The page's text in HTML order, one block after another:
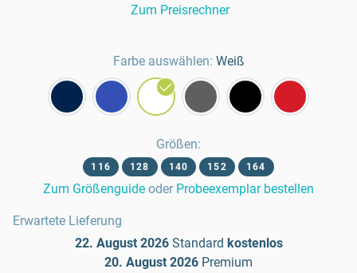
Zum Preisrechner
Farbe auswählen: Weiß
Größen:
116 128 140 152 164
Zum Größenguide oder Probeexemplar bestellen
Erwartete Lieferung
22. August 2026 Standard kostenlos
20. August 2026 Premium